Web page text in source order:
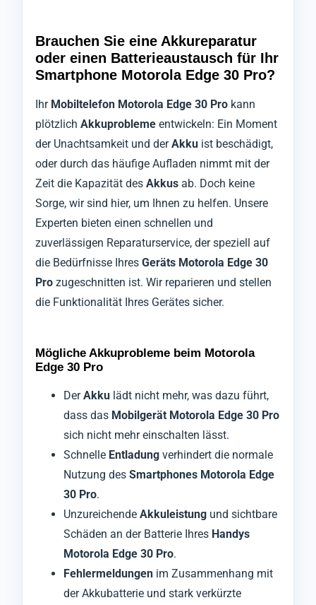
Brauchen Sie eine Akkureparatur
oder einen Batterieaustausch für Ihr
Smartphone Motorola Edge 30 Pro?
Ihr Mobiltelefon Motorola Edge 30 Pro kann
plötzlich Akkuprobleme entwickeln: Ein Moment
der Unachtsamkeit und derAkku ist beschädigt,
oder durch das häufige Aufladen nimmt mit der
Zeit die Kapazität des Akkus ab. Doch keine
Sorge, wir sind hier, um Ihnen zu helfen. Unsere
Experten bieten einen schnellen und
zuverlässigen Reparaturservice, der speziell auf
die Bedürfnisse Ihres Geräts Motorola Edge 30
Pro zugeschnitten ist. Wir reparieren und stellen
die Funktionalität Ihres Gerätes sicher.
Mögliche Akkuprobleme beim Motorola
Edge 30 Pro
DerAkku lädt nicht mehr, was dazu führt,
dass das Mobilgerät Motorola Edge 30 Pro
sich nicht mehr einschalten lässt.
Schnelle Entladung verhindert die normale
Nutzung des Smartphones Motorola Edge
30 Pro.
Unzureichende Akkuleistung und sichtbare
Schäden an der Batterie Ihres Handys
Motorola Edge 30 Pro.
Fehlermeldungen im Zusammenhang mit
der Akkubatterie und stark verkürzte